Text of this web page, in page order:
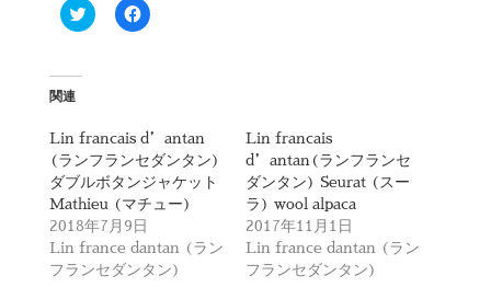
ク
リ
t
t
e
r
で
共
有
新
し
い
F
a
共
有
す
る
に
は
ク
リ
ッ
ク
し
関連
Lin francais d’antan
(ランフランセダンタン)
ダブルボタンジャケット
Mathieu (マチュー)
2018年7月9日
Lin france dantan (ラン
フランセダンタン)
Lin francais
d’antan(ランフランセ
ダンタン) Seurat (スー
ラ) wool alpaca
2017年11月1日
Lin france dantan (ラン
フランセダンタン)